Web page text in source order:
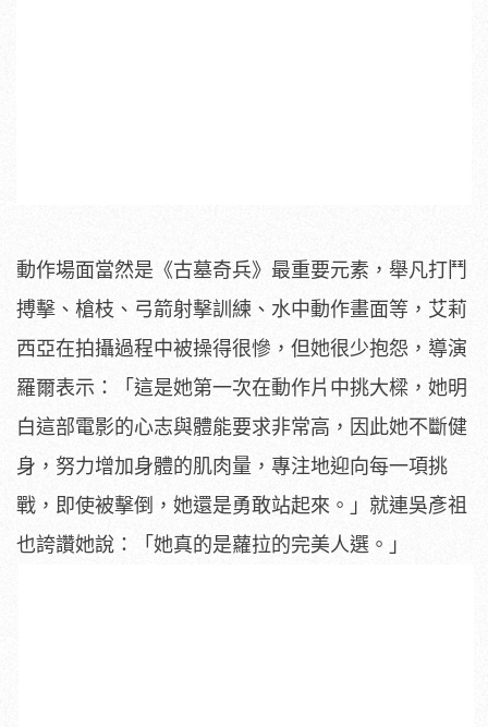
動作場面當然是《古墓奇兵》最重要元素，舉凡打鬥
搏擊、槍枝、弓箭射擊訓練、水中動作畫面等，艾莉
西亞在拍攝過程中被操得很慘，但她很少抱怨，導演
羅爾表示：「這是她第一次在動作片中挑大樑，她明
白這部電影的心志與體能要求非常高，因此她不斷健
身，努力增加身體的肌肉量，專注地迎向每一項挑
戰，即使被擊倒，她還是勇敢站起來。」就連吳彥祖
也誇讚她說：「她真的是蘿拉的完美人選。」